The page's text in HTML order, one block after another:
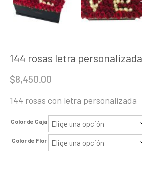
144 rosas letra personalizada
$8,450.00
144 rosas con letra personalizada
Color de Caja
Color de Flor